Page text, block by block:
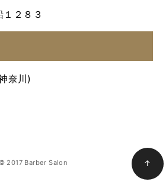
２８３
奈川)
© 2017 Barber Salon ↑